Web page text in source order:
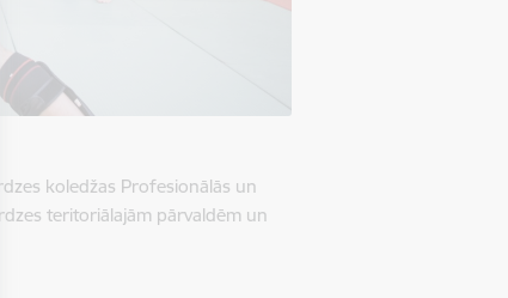
koledžas Profesionālās un
teritoriālajām pārvaldēm un